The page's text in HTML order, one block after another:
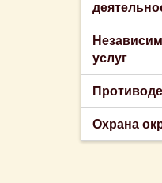
услуг
Охрана